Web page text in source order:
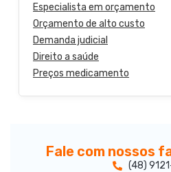
Especialista em orçamento
Orçamento de alto custo
Demanda judicial
Direito a saúde
Preços medicamento
Fale com nossos
(48)